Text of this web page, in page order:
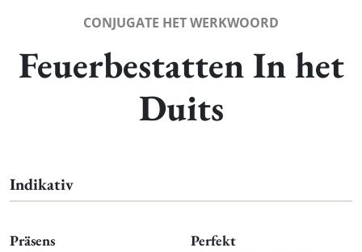
CONJUGATE HET WERKWOORD
Feuerbestatten In het
Duits
Indikativ
Präsens Perfekt